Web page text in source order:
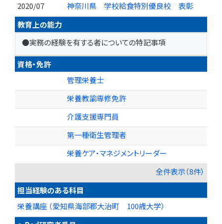
2020/07
神奈川県 学校給食特別優良校 表彰
教育上の能力
●実務の経験を有する者についての特記事項
資格・免許
管理栄養士
栄養教諭専修免許
介護支援専門員
第一種衛生管理者
栄養ケア・マネジメントリーダー
全件表示（8件）
担当経験のある科目
栄養講座 （愛知県海部郡大治町 100歳大学）